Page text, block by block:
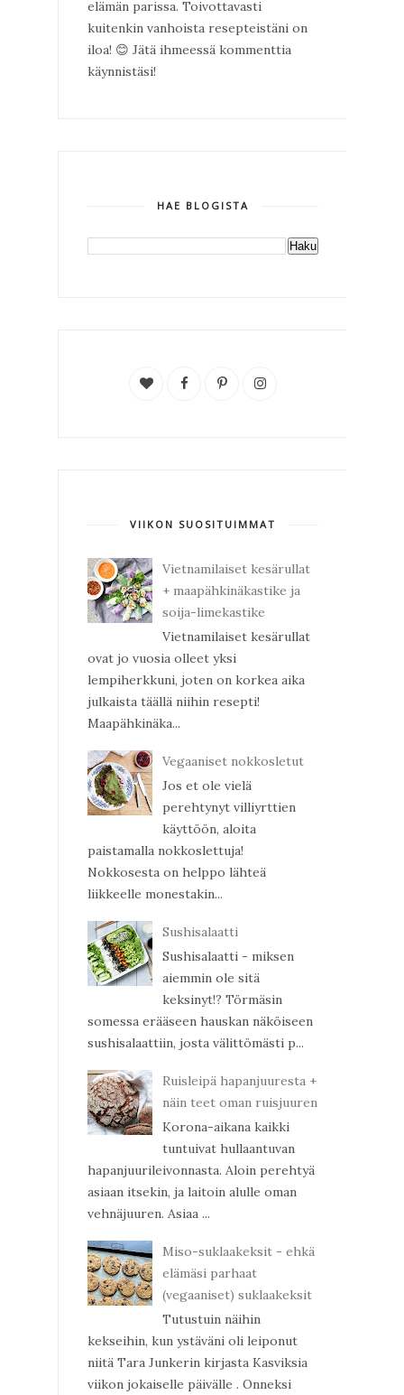
elämän parissa. Toivottavasti
kuitenkin vanhoista resepteistäni on
iloa! 😊 Jätä ihmeessä kommenttia
käynnistäsi!
HAE BLOGISTA
VIIKON SUOSITUIMMAT
Vietnamilaiset kesärullat
+ maapähkinäkastike ja
soija-limekastike
Vietnamilaiset kesärullat
ovat jo vuosia olleet yksi
lempiherkkuni, joten on korkea aika
julkaista täällä niihin resepti!
Maapähkinäka...
Vegaaniset nokkosletut
Jos et ole vielä
perehtynyt villiyrttien
käyttöön, aloita
paistamalla nokkoslettuja!
Nokkosesta on helppo lähteä
liikkeelle monestakin...
Sushisalaatti
Sushisalaatti - miksen
aiemmin ole sitä
keksinyt!? Törmäsin
somessa erääseen hauskan näköiseen
sushisalaattiin, josta välittömästi p...
Ruisleipä hapanjuuresta +
näin teet oman ruisjuuren
Korona-aikana kaikki
tuntuivat hullaantuvan
hapanjuurileivonnasta. Aloin perehtyä
asiaan itsekin, ja laitoin alulle oman
vehnäjuuren. Asiaa ...
Miso-suklaakeksit - ehkä
elämäsi parhaat
(vegaaniset) suklaakeksit
Tutustuin näihin
kekseihin, kun ystäväni oli leiponut
niitä Tara Junkerin kirjasta Kasviksia
viikon jokaiselle päivälle . Onneksi